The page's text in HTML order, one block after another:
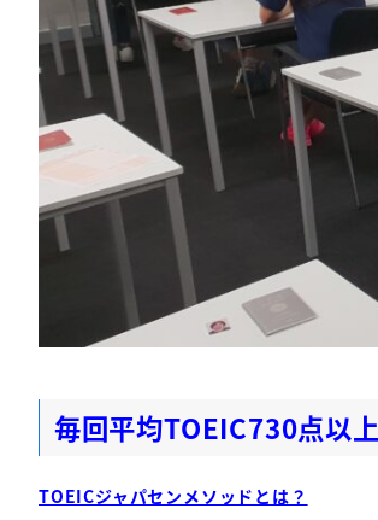
毎回平均TOEIC730点以
TOEICジャパセンメソッドとは？